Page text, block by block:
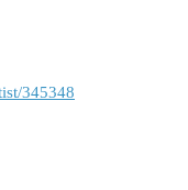
345348